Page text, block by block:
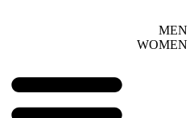
MEN
WOMEN